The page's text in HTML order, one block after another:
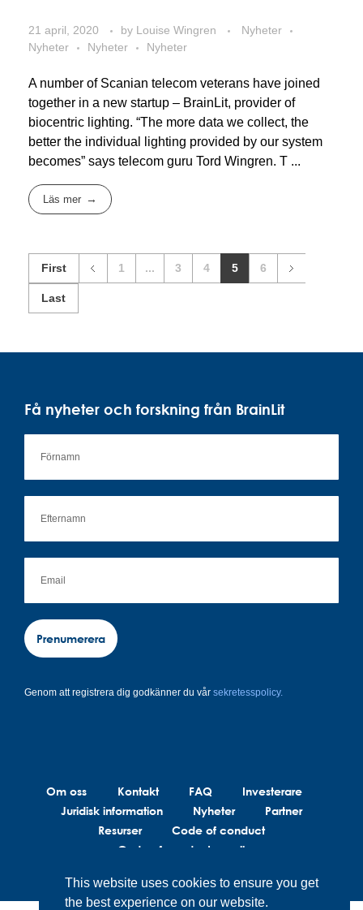
21 april, 2020 by Louise Wingren
Nyheter
Nyheter
Nyheter Nyheter
A number of Scanian telecom veterans have joined
together in a new startup – BrainLit, provider of
biocentric lighting. “The more data we collect, the
better the individual lighting provided by our system
becomes” says telecom guru Tord Wingren. T ...
Läs mer
First 1 ... 3 4 5 6
Last
Få nyheter och forskning från BrainLit
Prenumerera
Genom att registrera dig godkänner du vår sekretesspolicy.
Om oss Kontakt FAQ
Investerare
Juridisk information
Nyheter
Partner
Resurser
Code of conduct
Code of conduct suppliers
This website uses cookies to ensure you get
the best experience on our website.